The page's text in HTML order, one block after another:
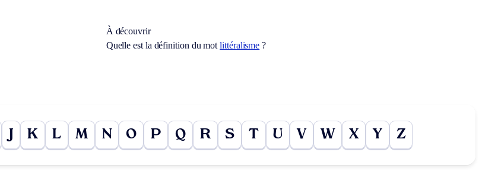
À découvrir
Quelle est la définition du motlittéralisme ?
J K L M N O P Q R S T U V W X Y Z